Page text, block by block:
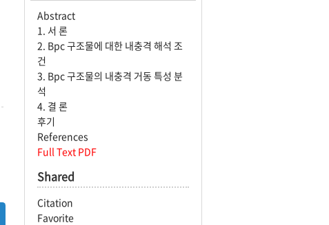
Abstract
1. 서 론
2. Bpc 구조물에 대한 내충격 해석 조
건
3. Bpc 구조물의 내충격 거동 특성 분
석
4. 결 론
후기
References
Full Text PDF
Shared
Citation
Favorite